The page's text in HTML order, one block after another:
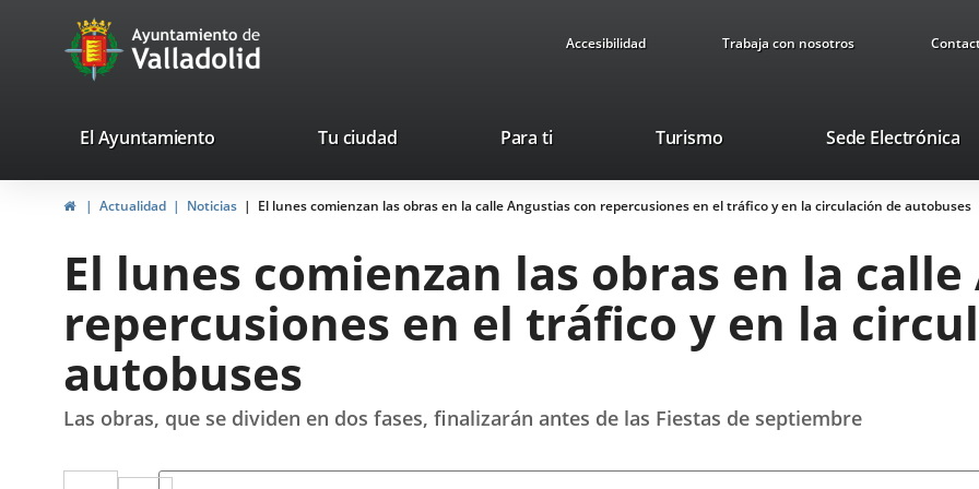
Portal
Web
Ayuntamiento
de
Accesibilidad Trabaja con nosotros
valladolid.es
El Ayuntamiento Tu ciudad Para ti TurismoEste
se
abrirá
ventana
Sede Electrónica
InicioActualidad Noticias El lunes comienzan las obras en la calle Angustias con repercusiones en el tráfico y en la circulación de autobuses
El lunes comienzan las obras en la
repercusiones en el tráfico y en la
autobuses
Las obras, que se dividen en dos fases, finalizarán antes de las Fiestas de septiembre